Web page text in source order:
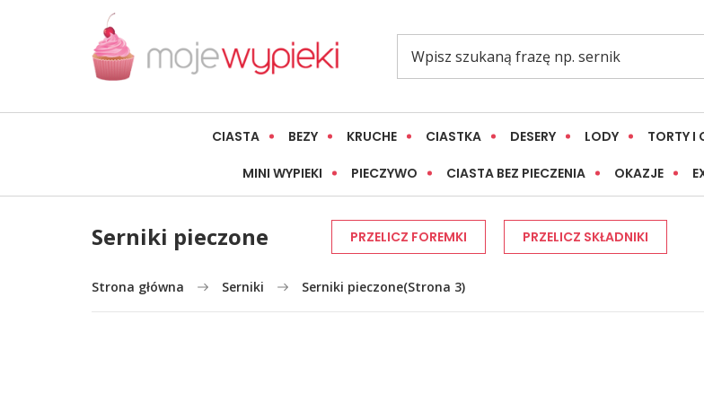
CIASTA BEZY KRUCHE CIASTKA DESERY LODY TORTY I
MINI WYPIEKI PIECZYWO CIASTA BEZ PIECZENIA OKAZJE
Serniki pieczone PRZELICZ FOREMKI PRZELICZ SKŁADNIKI
Strona główna Serniki Serniki pieczone(Strona 3)